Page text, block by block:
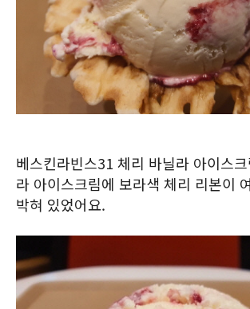
베스킨라빈스31 체리 바닐라 아이스
라 아이스크림에 보라색 체리 리본이
박혀 있었어요.